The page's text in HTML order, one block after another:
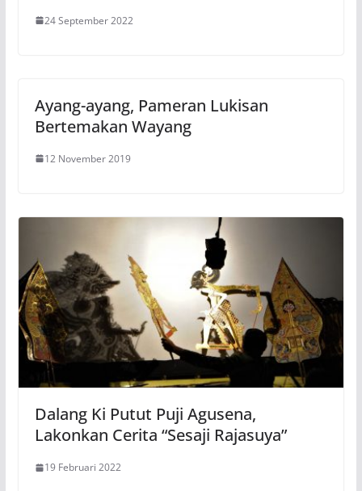
24 September 2022
Ayang-ayang, Pameran Lukisan
Bertemakan Wayang
12 November 2019
Dalang Ki Putut Puji Agusena,
Lakonkan Cerita “Sesaji Rajasuya”
19 Februari 2022